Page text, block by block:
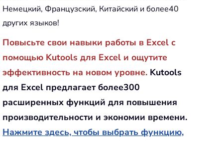
Немецкий, Французский, Китайский и более40
других языков!
Повысьте свои навыки работы в Excel с
помощью Kutools для Excel и ощутите
эффективность на новом уровне. Kutools
для Excel предлагает более300
расширенных функций для повышения
производительности и экономии времени.
Нажмите здесь, чтобы выбрать функцию,